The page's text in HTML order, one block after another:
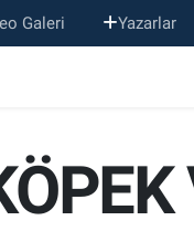
Galeri Yazarlar